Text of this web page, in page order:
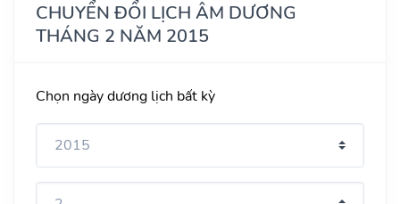
CHUYỂN ĐỔI LỊCH ÂM DƯƠNG
THÁNG 2 NĂM 2015
Chọn ngày dương lịch bất kỳ